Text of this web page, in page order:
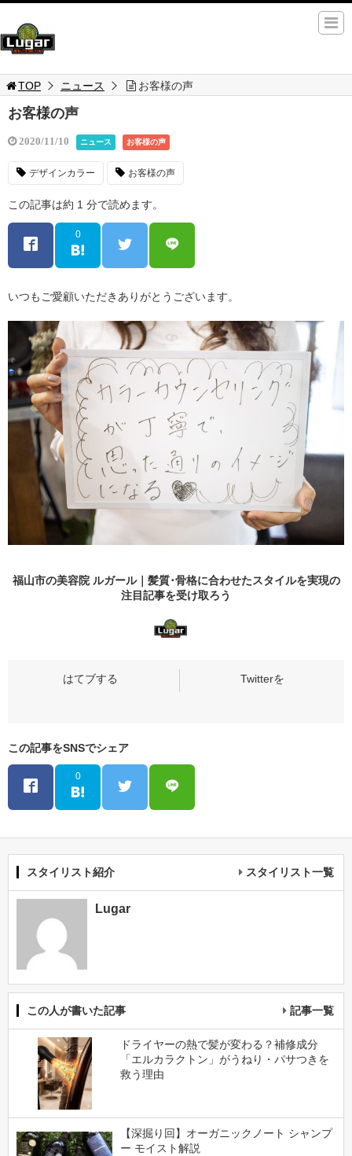
TOP ニュース お客様の声
お客様の声
2020/11/10 ニュース お客様の声
デザインカラー お客様の声
この記事は約 1 分で読めます。
0
いつもご愛顧いただきありがとうございます。
福山市の美容院 ルガール｜髪質･骨格に合わせたスタイルを実現の
注目記事を受け取ろう
この記事をSNSでシェア
0
スタイリスト紹介 スタイリスト一覧
Lugar
この人が書いた記事 記事一覧
ドライヤーの熱で髪が変わる？補修成分
「エルカラクトン」がうねり・パサつきを
救う理由
【深掘り回】オーガニックノート シャンプ
ー モイスト解説